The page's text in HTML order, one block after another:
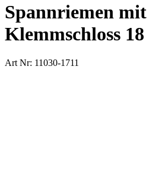
Spannriemen mit
Klemmschloss
Art Nr: 11030-1711